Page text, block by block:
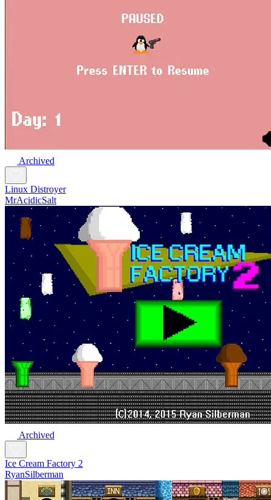
Archived
Linux Distroyer
MrAcidicSalt
Archived
Ice Cream Factory 2
RyanSilberman